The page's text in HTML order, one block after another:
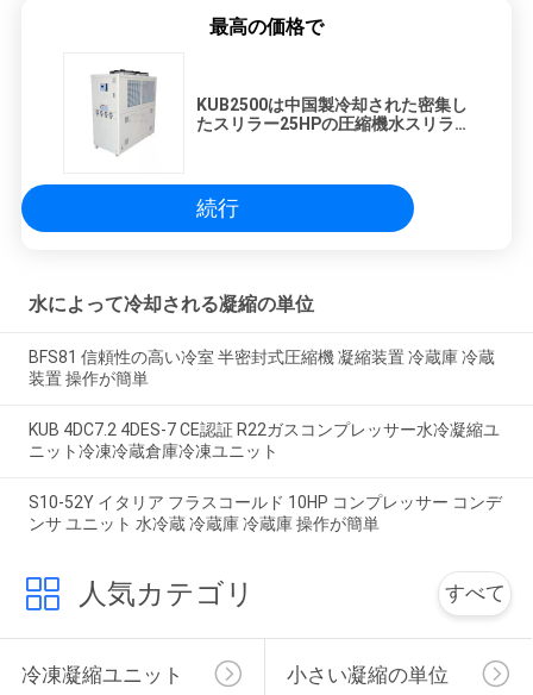
最高の価格で
KUB2500は中国製冷却された密集し
たスリラー25HPの圧縮機水スリラ
続行
水によって冷却される凝縮の単位
BFS81 信頼性の高い冷室 半密封式圧縮機 凝縮装置 冷蔵庫 冷蔵
装置 操作が簡単
KUB 4DC7.2 4DES-7 CE認証 R22ガスコンプレッサー水冷凝縮ユ
ニット冷凍冷蔵倉庫冷凍ユニット
S10-52Y イタリア フラスコールド 10HP コンプレッサー コンデ
ンサ ユニット 水冷蔵 冷蔵庫 冷蔵庫 操作が簡単
人気カテゴリ すべて
冷凍凝縮ユニット 小さい凝縮の単位